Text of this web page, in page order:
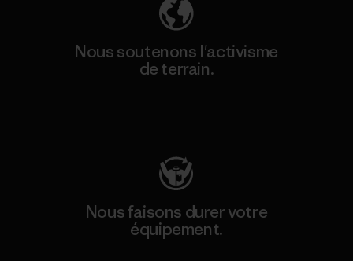
Nous soutenons l'activisme
de terrain.
Nous faisons durer votre
équipement.